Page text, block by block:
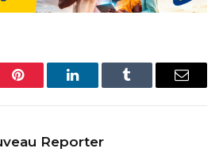
Pinterest LinkedInTumblr Email
Reporter